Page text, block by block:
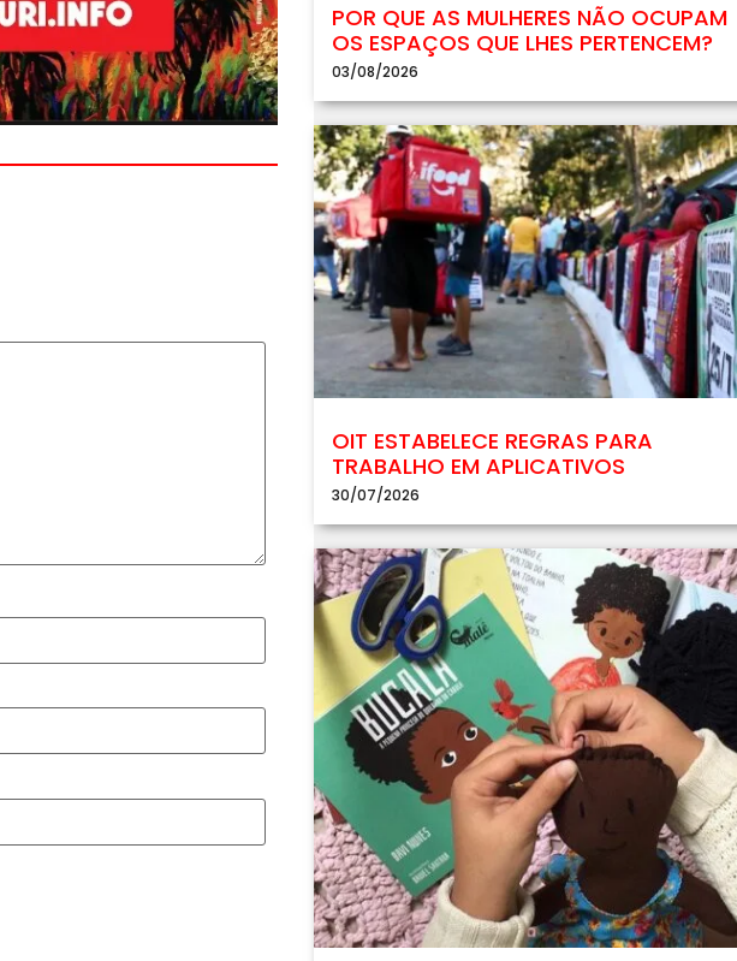
POR QUE AS MULHERES NÃO OCUPAM
OS ESPAÇOS QUE LHES PERTENCEM?
03/08/2026
OIT ESTABELECE REGRAS PARA
TRABALHO EM APLICATIVOS
30/07/2026